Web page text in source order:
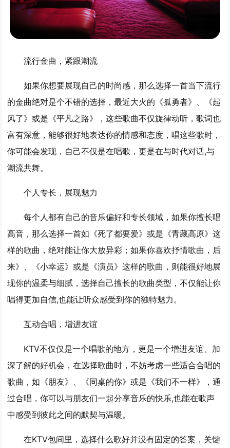
流行金曲，紧跟潮流
如果你想要展现自己的时尚感，那么选择一首当下流行
的金曲绝对是个不错的选择，最近大火的《孤勇者》、《起
风了》或是《平凡之路》，这些歌曲不仅旋律动听，歌词也
富有深意，能够很好地表达你的情感和态度，唱这些歌时，
你可能会发现，自己不仅是在唱歌，更是在与时代对话,与
潮流共舞。
个人专长，展现魅力
每个人都有自己的音乐偏好和专长领域，如果你擅长唱
高音，那么选择一首如《死了都要爱》或是《青藏高原》这
样的歌曲，绝对能让你大放异彩；如果你喜欢抒情歌曲，后
来》、《小幸运》或是《演员》这样的歌曲，则能很好地展
现你的温柔与细腻，选择自己擅长的歌曲类型，不仅能让你
唱得更加自信,也能让听众感受到你的独特魅力。
互动合唱，增进友谊
KTV不仅仅是一个唱歌的地方，更是一个增进友谊、加
深了解的好机会，在选择歌曲时，不妨考虑一些适合合唱的
歌曲，如《朋友》、《同桌的你》或是《我们不一样》，通
过合唱，你可以与朋友们一起分享音乐的快乐,也能在歌声
中感受到彼此之间的默契与温暖。
在KTV包间里，选择什么歌好并没有固定的答案，关键